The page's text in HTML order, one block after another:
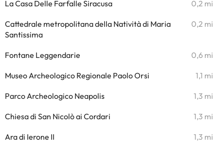
La Casa Delle Farfalle Siracusa 0,2 mi
Cattedrale metropolitana della Natività di Maria
Santissima
0,2 mi
Fontane Leggendarie 0,6 mi
Museo Archeologico Regionale Paolo Orsi 1,1 mi
Parco Archeologico Neapolis 1,3 mi
Chiesa di San Nicolò ai Cordari 1,3 mi
Ara di Ierone II 1,3 mi